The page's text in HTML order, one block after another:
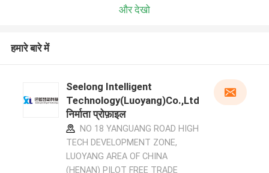
और देखो
हमारे बारे में
Seelong Intelligent
Technology(Luoyang)Co.,Ltd
निर्माता प्रोफ़ाइल
NO 18 YANGUANG ROAD HIGH
TECH DEVELOPMENT ZONE,
LUOYANG AREA OF CHINA
(HENAN) PILOT FREE TRADE